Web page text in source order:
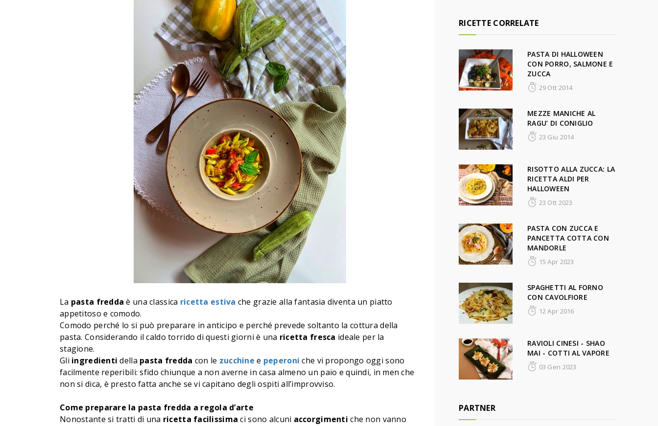
La pasta fredda è una classica ricetta estiva che grazie alla fantasia diventa un piatto
appetitoso e comodo.
Comodo perché lo si può preparare in anticipo e perché prevede soltanto la cottura della
pasta. Considerando il caldo torrido di questi giorni è una ricetta fresca ideale per la
stagione.
Gli ingredienti della pasta fredda con le zucchine e peperoni che vi propongo oggi sono
facilmente reperibili: sfido chiunque a non averne in casa almeno un paio e quindi, in men che
non si dica, è presto fatta anche se vi capitano degli ospiti all’improvviso.
Come preparare la pasta fredda a regola d’arte
Nonostante si tratti di una ricetta facilissima ci sono alcuni accorgimenti che non vanno
RICETTE CORRELATE
PASTA DI HALLOWEEN
CON PORRO, SALMONE E
ZUCCA
29 Ott 2014
MEZZE MANICHE AL
RAGU’ DI CONIGLIO
23 Giu 2014
RISOTTO ALLA ZUCCA: LA
RICETTA ALDI PER
HALLOWEEN
23 Ott 2023
PASTA CON ZUCCA E
PANCETTA COTTA CON
MANDORLE
15 Apr 2023
SPAGHETTI AL FORNO
CON CAVOLFIORE
12 Apr 2016
RAVIOLI CINESI - SHAO
MAI - COTTI AL VAPORE
03 Gen 2023
PARTNER